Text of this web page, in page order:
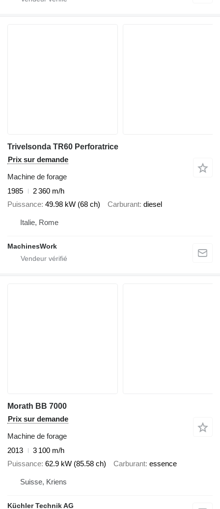
Trivelsonda TR60 Perforatrice
Prix sur demande
Machine de forage
1985
2 360 m/h
Puissance 49.98 kW (68 ch) Carburant diesel
Italie, Rome
MachinesWork
Morath BB 7000
Prix sur demande
Machine de forage
2013
3 100 m/h
Puissance 62.9 kW (85.58 ch) Carburant essence
Suisse, Kriens
Küchler Technik AG